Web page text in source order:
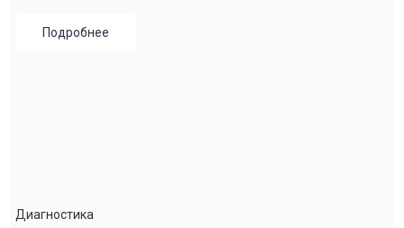
Подробнее
Диагностика